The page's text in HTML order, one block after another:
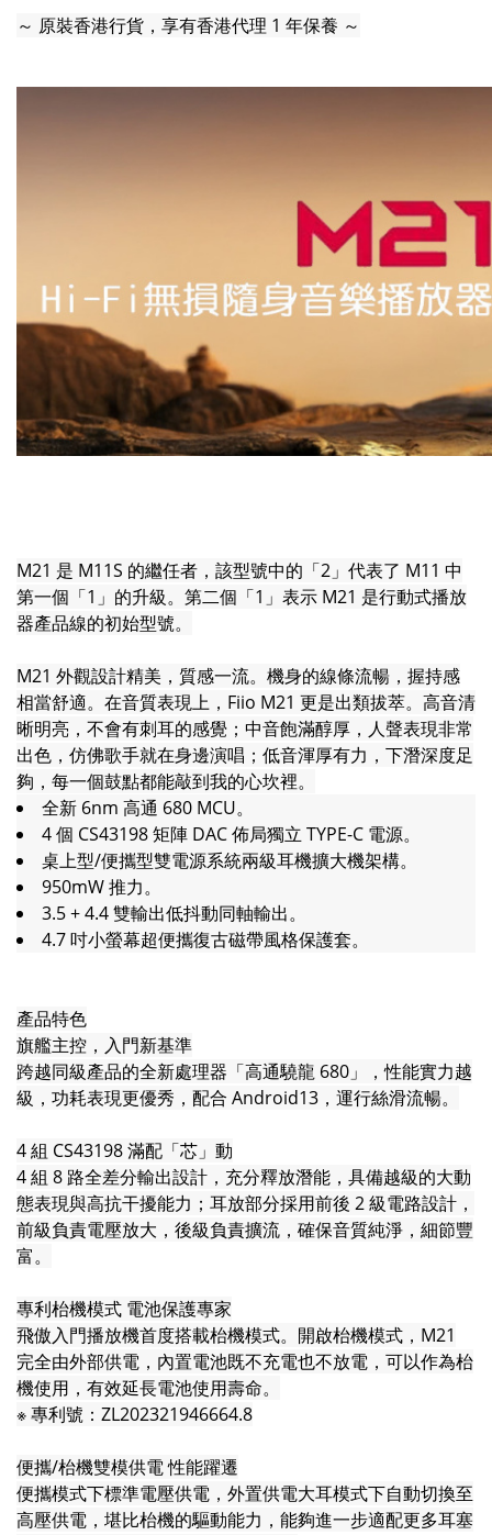
～ 原裝香港行貨，享有香港代理 1 年保養 ～
M21 是 M11S 的繼任者，該型號中的「2」代表了 M11 中
第一個「1」的升級。第二個「1」表示 M21 是行動式播放
器產品線的初始型號。
M21 外觀設計精美，質感一流。機身的線條流暢，握持感
相當舒適。在音質表現上，Fiio M21 更是出類拔萃。高音清
晰明亮，不會有刺耳的感覺；中音飽滿醇厚，人聲表現非常
出色，仿佛歌手就在身邊演唱；低音渾厚有力，下潛深度足
夠，每一個鼓點都能敲到我的心坎裡。
全新 6nm 高通 680 MCU。
4 個 CS43198 矩陣 DAC 佈局獨立 TYPE-C 電源。
桌上型/便攜型雙電源系統兩級耳機擴大機架構。
950mW 推力。
3.5 + 4.4 雙輸出低抖動同軸輸出。
4.7 吋小螢幕超便攜復古磁帶風格保護套。
產品特色
旗艦主控，入門新基準
跨越同級產品的全新處理器「高通驍龍 680」，性能實力越
級，功耗表現更優秀，配合 Android13，運行絲滑流暢。
4 組 CS43198 滿配「芯」動
4 組 8 路全差分輸出設計，充分釋放潛能，具備越級的大動
態表現與高抗干擾能力；耳放部分採用前後 2 級電路設計，
前級負責電壓放大，後級負責擴流，確保音質純淨，細節豐
富。
專利枱機模式 電池保護專家
飛傲入門播放機首度搭載枱機模式。開啟枱機模式，M21
完全由外部供電，內置電池既不充電也不放電，可以作為枱
機使用，有效延長電池使用壽命。
※ 專利號：ZL202321946664.8
便攜/枱機雙模供電 性能躍遷
便攜模式下標準電壓供電，外置供電大耳模式下自動切換至
高壓供電，堪比枱機的驅動能力，能夠進一步適配更多耳塞